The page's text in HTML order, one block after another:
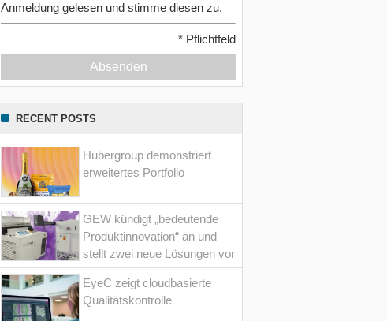
Anmeldung gelesen und stimme diesen zu.
* Pflichtfeld
Absenden
RECENT POSTS
Hubergroup demonstriert
erweitertes Portfolio
GEW kündigt „bedeutende
Produktinnovation“ an und
stellt zwei neue Lösungen vor
EyeC zeigt cloudbasierte
Qualitätskontrolle